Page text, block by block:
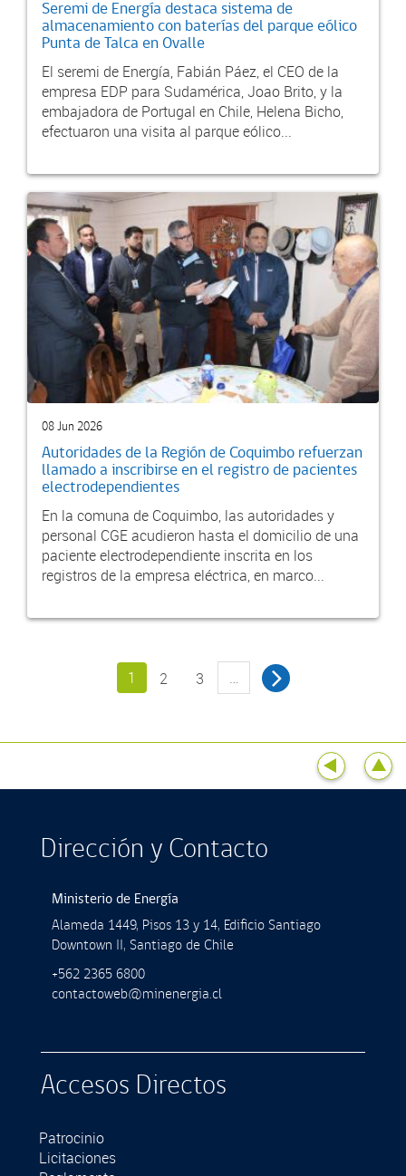
Seremi de Energía destaca sistema de
almacenamiento con baterías del parque eólico
Punta de Talca en Ovalle
El seremi de Energía, Fabián Páez, el CEO de la
empresa EDP para Sudamérica, Joao Brito, y la
embajadora de Portugal en Chile, Helena Bicho,
efectuaron una visita al parque eólico...
08 Jun 2026
Autoridades de la Región de Coquimbo refuerzan
llamado a inscribirse en el registro de pacientes
electrodependientes
En la comuna de Coquimbo, las autoridades y
personal CGE acudieron hasta el domicilio de una
paciente electrodependiente inscrita en los
registros de la empresa eléctrica, en marco...
1 2 3 …
Dirección y Contacto
Ministerio de Energía
Alameda 1449, Pisos 13 y 14, Ediﬁcio Santiago
Downtown II, Santiago de Chile
+562 2365 6800
contactoweb@minenergia.cl
Accesos Directos
Patrocinio
Licitaciones